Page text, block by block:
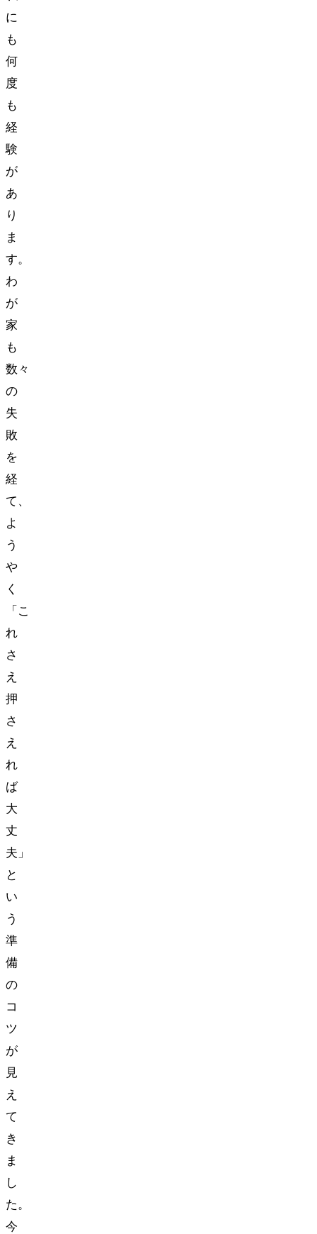
に
も
何
度
も
経
験
が
あ
り
ま
す。
わ
が
家
も
数々
の
失
敗
を
経
て、
よ
う
や
く
「こ
れ
さ
え
押
さ
え
れ
ば
大
丈
夫」
と
い
う
準
備
の
コ
ツ
が
見
え
て
き
ま
し
た。
今